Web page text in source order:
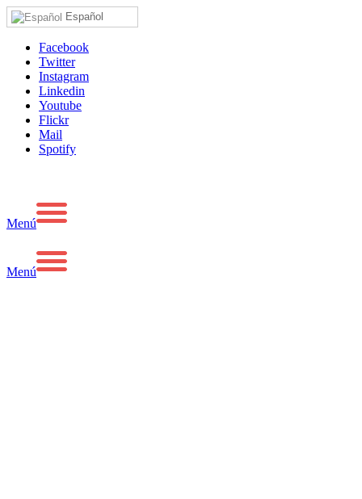
Español
Facebook
Twitter
Instagram
Linkedin
Youtube
Flickr
Mail
Spotify
Menú
Menú